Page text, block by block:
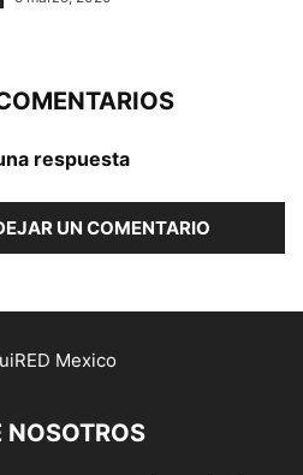
respuesta
UN COMENTARIO
NOSOTROS